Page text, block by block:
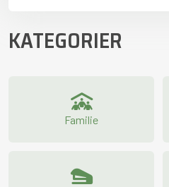
KATEGORIER
Familie